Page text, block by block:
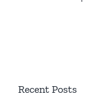
Recent Posts